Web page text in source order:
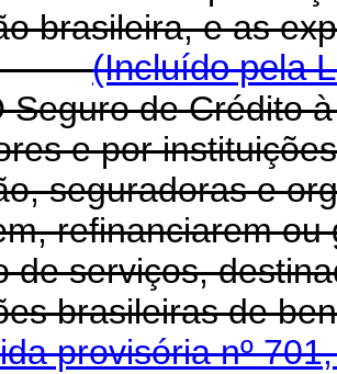
brasileira, e as
(Incluído pela
de Crédito à
e por
seguradoras e
refinanciarem
de serviços,
brasileiras de
provisória nº